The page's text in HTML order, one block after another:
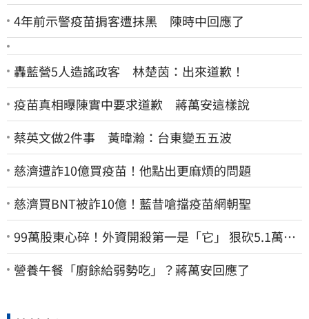
4年前示警疫苗掮客遭抹黑 陳時中回應了
轟藍營5人造謠政客 林楚茵：出來道歉！
疫苗真相曝陳實中要求道歉 蔣萬安這樣說
蔡英文做2件事 黃暐瀚：台東變五五波
慈濟遭詐10億買疫苗！他點出更麻煩的問題
慈濟買BNT被詐10億！藍昔嗆擋疫苗網朝聖
99萬股東心碎！外資開殺第一是「它」 狠砍5.1萬張
股價重挫近5%
營養午餐「廚餘給弱勢吃」？蔣萬安回應了